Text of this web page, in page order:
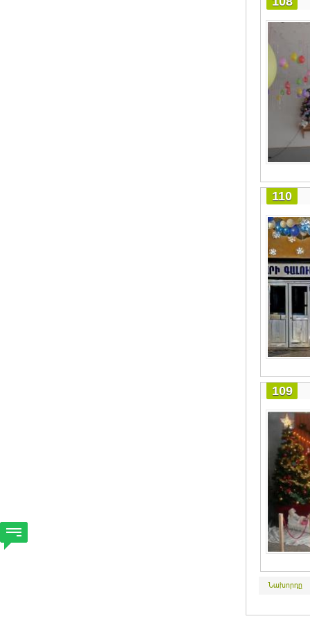
110
109
Նախորդը